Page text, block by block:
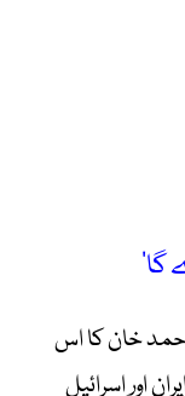
احمد خان کا اس
اور اسرائیل